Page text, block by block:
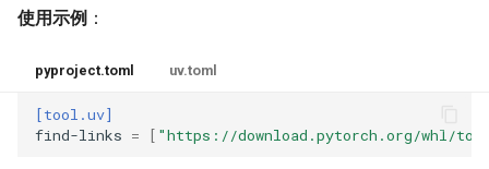
使用示例 ：
pyproject.toml uv.toml
[tool.uv]
find-links = [ "https://download.pytorch.org/whl/